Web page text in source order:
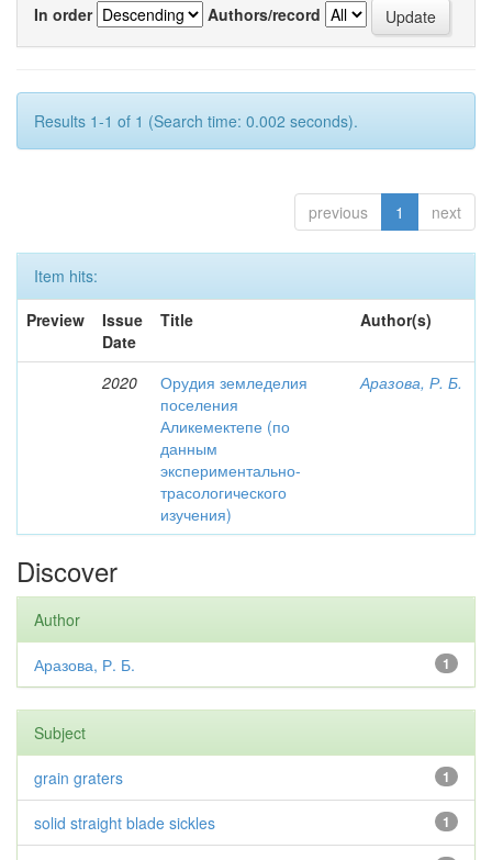
In order
Authors/record
Results 1-1 of 1 (Search time: 0.002 seconds).
previous 1 next
Item hits:
Preview
Issue
Date
Title Author(s)
2020
Орудия земледелия
поселения
Аликемектепе (по
данным
экспериментально-
трасологического
изучения)
Аразова, Р. Б.
Discover
Author
1
Аразова, Р. Б.
Subject
1
grain graters
1
solid straight blade sickles